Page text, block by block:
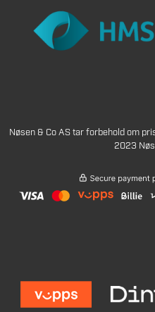
Nøsen & Co AS tar forbehold om
2023